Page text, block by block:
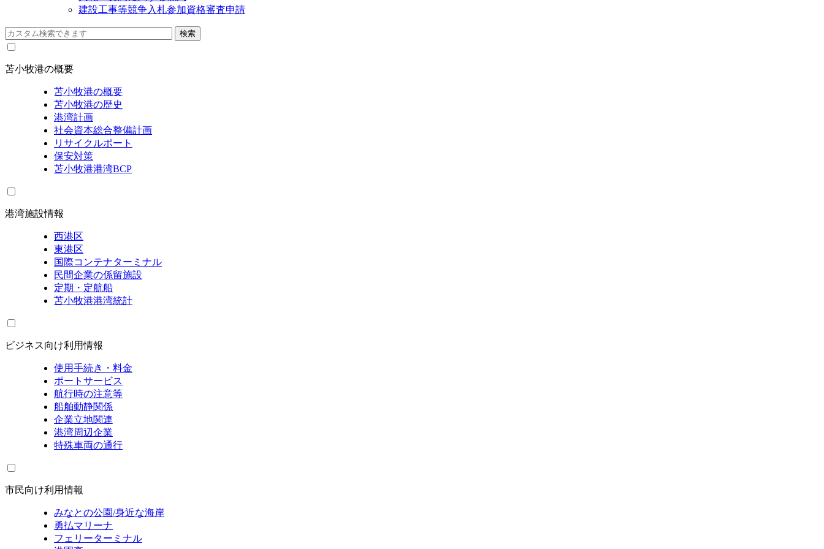
建設工事等競争入札参加資格審査申請
苫小牧港の概要
苫小牧港の概要
苫小牧港の歴史
港湾計画
社会資本総合整備計画
リサイクルポート
保安対策
苫小牧港港湾BCP
港湾施設情報
西港区
東港区
国際コンテナターミナル
民間企業の係留施設
定期・定航船
苫小牧港港湾統計
ビジネス向け利用情報
使用手続き・料金
ポートサービス
航行時の注意等
船舶動静関係
企業立地関連
港湾周辺企業
特殊車両の通行
市民向け利用情報
みなとの公園/身近な海岸
勇払マリーナ
フェリーターミナル